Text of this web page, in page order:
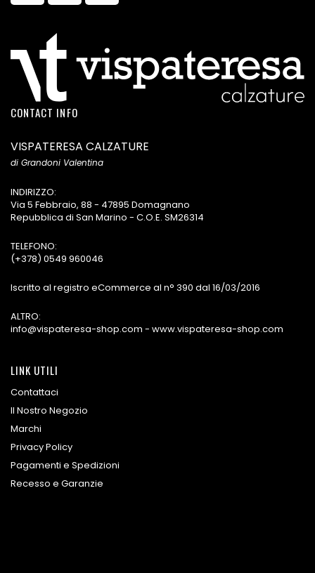
CONTACT INFO
VISPATERESA CALZATURE
di Grandoni Valentina
INDIRIZZO:
Via 5 Febbraio, 88 - 47895 Domagnano
Repubblica di San Marino - C.O.E. SM26314
TELEFONO:
(+378) 0549 960046
Iscritto al registro eCommerce al n° 390 dal 16/03/2016
ALTRO:
info@vispateresa-shop.com - www.vispateresa-shop.com
LINK UTILI
Contattaci
Il Nostro Negozio
Marchi
Privacy Policy
Pagamenti e Spedizioni
Recesso e Garanzie